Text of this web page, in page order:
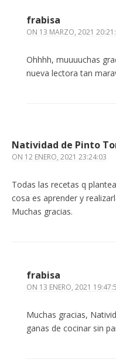
frabisa
ON 13 MARZO, 2021
Ohhhh, muuuuchas
nueva lectora tan
Natividad de Pinto
ON 12 ENERO, 2021 23:24:03
Todas las recetas q
cosa es aprender y
Muchas gracias.
frabisa
ON 13 ENERO, 2021
Muchas gracias,
ganas de cocinar sin